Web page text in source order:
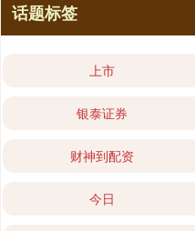
话题标签
上市
银泰证券
财神到配资
今日